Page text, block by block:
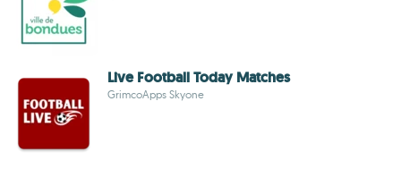
Live Football Today Matches
GrimcoApps Skyone